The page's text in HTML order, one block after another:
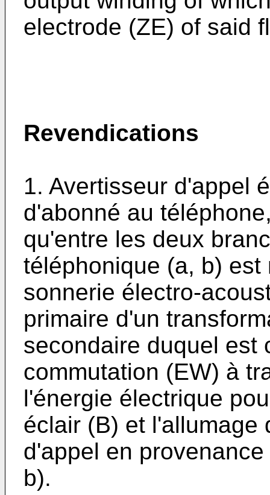
electrode (ZE) of said
Revendications
1. Avertisseur d'appel
d'abonné au
qu'entre les deux
téléphonique (a, b)
sonnerie électro-
primaire d'un
secondaire duquel est
commutation (EW) à
l'énergie électrique
éclair (B) et l'allumage
d'appel en
b).